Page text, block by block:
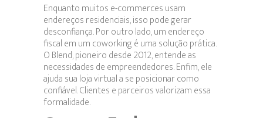
Enquanto muitos e-commerces usam
endereços residenciais, isso pode gerar
desconfiança. Por outro lado, um endereço
fiscal em um coworking é uma solução prática.
O Blend, pioneiro desde 2012, entende as
necessidades de empreendedores. Enfim, ele
ajuda sua loja virtual a se posicionar como
confiável. Clientes e parceiros valorizam essa
formalidade.